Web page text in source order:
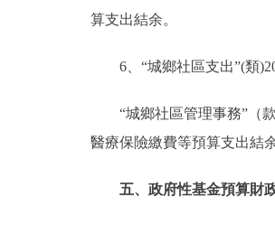
算支出結余。
6、“城鄉社區支出”(類
“城鄉社區管理事務”（
醫療保險繳費等預算支出結余
五、政府性基金預算財